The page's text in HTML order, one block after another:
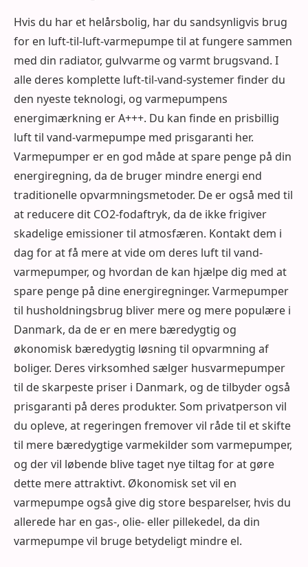
Hvis du har et helårsbolig, har du sandsynligvis brug
for en luft-til-luft-varmepumpe til at fungere sammen
med din radiator, gulvvarme og varmt brugsvand. I
alle deres komplette luft-til-vand-systemer finder du
den nyeste teknologi, og varmepumpens
energimærkning er A+++. Du kan finde en prisbillig
luft til vand-varmepumpe med prisgaranti her.
Varmepumper er en god måde at spare penge på din
energiregning, da de bruger mindre energi end
traditionelle opvarmningsmetoder. De er også med til
at reducere dit CO2-fodaftryk, da de ikke frigiver
skadelige emissioner til atmosfæren. Kontakt dem i
dag for at få mere at vide om deres luft til vand-
varmepumper, og hvordan de kan hjælpe dig med at
spare penge på dine energiregninger. Varmepumper
til husholdningsbrug bliver mere og mere populære i
Danmark, da de er en mere bæredygtig og
økonomisk bæredygtig løsning til opvarmning af
boliger. Deres virksomhed sælger husvarmepumper
til de skarpeste priser i Danmark, og de tilbyder også
prisgaranti på deres produkter. Som privatperson vil
du opleve, at regeringen fremover vil råde til et skifte
til mere bæredygtige varmekilder som varmepumper,
og der vil løbende blive taget nye tiltag for at gøre
dette mere attraktivt. Økonomisk set vil en
varmepumpe også give dig store besparelser, hvis du
allerede har en gas-, olie- eller pillekedel, da din
varmepumpe vil bruge betydeligt mindre el.